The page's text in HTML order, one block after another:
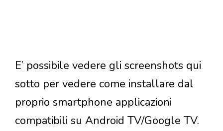
E’ possibile vedere gli screenshots qui
sotto per vedere come installare dal
proprio smartphone applicazioni
compatibili su Android TV/Google TV.